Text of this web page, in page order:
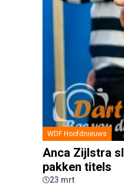
WDF Hoofdnieuws
Anca Zijlstra
pakken titels
23 mrt